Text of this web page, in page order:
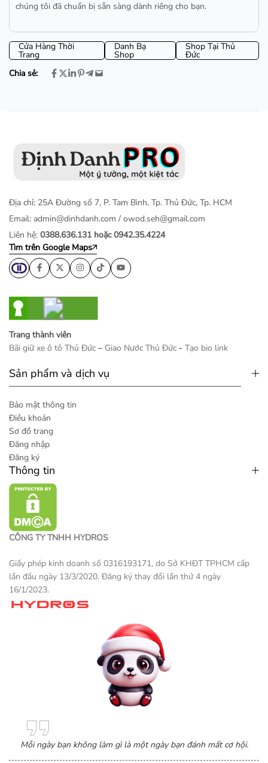
chúng tôi đã chuẩn bị sẵn sàng dành riêng cho bạn.
Cửa Hàng Thời
Trang
Danh Bạ
Shop
Shop Tại Thủ
Đức
Chia sẻ:
Địa chỉ: 25A Đường số 7, P. Tam Bình, Tp. Thủ Đức, Tp. HCM
Email: admin@dinhdanh.com / owod.seh@gmail.com
Liên hệ: 0388.636.131 hoặc 0942.35.4224
Tìm trên Google Maps
Trang thành viên
Bãi giữ xe ô tô Thủ Đức – Giao Nước Thủ Đức - Tạo bio link
Sản phẩm và dịch vụ
Bảo mật thông tin
Điều khoản
Sơ đồ trang
Đăng nhập
Đăng ký
Thông tin
CÔNG TY TNHH HYDROS
Giấy phép kinh doanh số 0316193171, do Sở KHĐT TPHCM cấp
lần đầu ngày 13/3/2020. Đăng ký thay đổi lần thứ 4 ngày
16/1/2023.
Mỗi ngày bạn không làm gì là một ngày bạn đánh mất cơ hội.